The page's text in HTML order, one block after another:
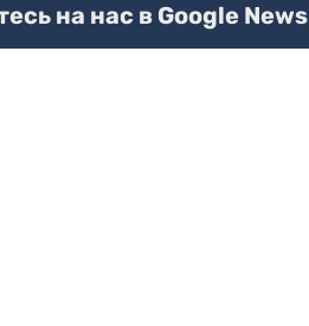
на нас в Google News